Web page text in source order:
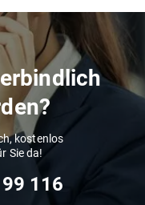
kostenlos
Sie da!
116